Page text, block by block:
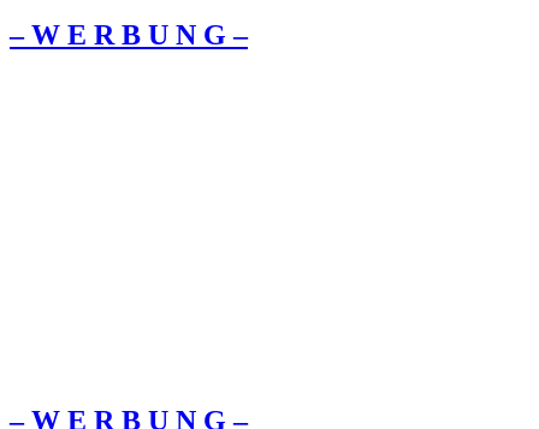
– W Ε R Β U Ν G –
– W Ε R Β U Ν G –